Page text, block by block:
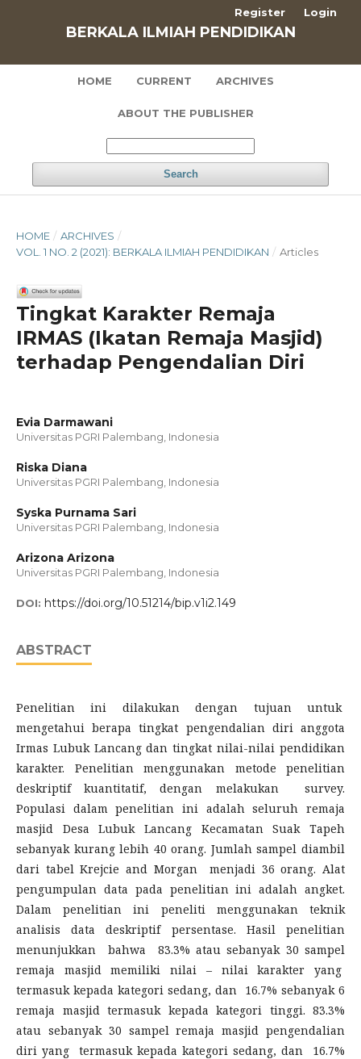
BERKALA ILMIAH PENDIDIKAN
HOME CURRENT ARCHIVES
ABOUT THE PUBLISHER
Search
Register Login
HOME / ARCHIVES /
VOL. 1 NO. 2 (2021): BERKALA ILMIAH PENDIDIKAN / Articles
Tingkat Karakter Remaja
IRMAS (Ikatan Remaja Masjid)
terhadap Pengendalian Diri
Evia Darmawani
Universitas PGRI Palembang, Indonesia
Riska Diana
Universitas PGRI Palembang, Indonesia
Syska Purnama Sari
Universitas PGRI Palembang, Indonesia
Arizona Arizona
Universitas PGRI Palembang, Indonesia
DOI: https://doi.org/10.51214/bip.v1i2.149
ABSTRACT
Penelitian ini dilakukan dengan tujuan untuk
mengetahui berapa tingkat pengendalian diri anggota
Irmas Lubuk Lancang dan tingkat nilai-nilai pendidikan
karakter. Penelitian menggunakan metode penelitian
deskriptif kuantitatif, dengan melakukan survey.
Populasi dalam penelitian ini adalah seluruh remaja
masjid Desa Lubuk Lancang Kecamatan Suak Tapeh
sebanyak kurang lebih 40 orang. Jumlah sampel diambil
dari tabel Krejcie and Morgan menjadi 36 orang. Alat
pengumpulan data pada penelitian ini adalah angket.
Dalam penelitian ini peneliti menggunakan teknik
analisis data deskriptif persentase. Hasil penelitian
menunjukkan bahwa 83.3% atau sebanyak 30 sampel
remaja masjid memiliki nilai – nilai karakter yang
termasuk kepada kategori sedang, dan 16.7% sebanyak 6
remaja masjid termasuk kepada kategori tinggi. 83.3%
atau sebanyak 30 sampel remaja masjid pengendalian
diri yang termasuk kepada kategori sedang, dan 16.7%